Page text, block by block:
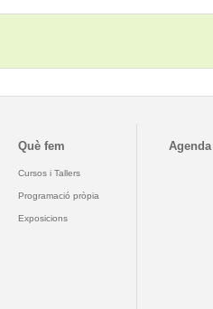
Què fem
Cursos i Tallers
Programació pròpia
Exposicions
Agenda